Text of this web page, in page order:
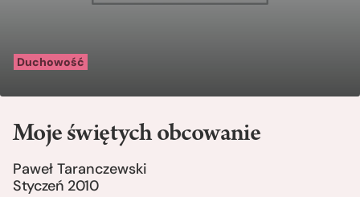
Duchowość
Moje świętych obcowanie
Paweł Taranczewski
Styczeń 2010